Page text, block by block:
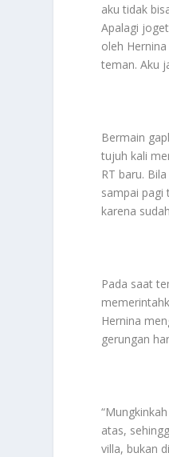
aku tidak
Apalagi
oleh
teman. Aku
Bermain
tujuh kali
RT baru.
sampai pagi
karena
Pada saat
Hernina
gerungan
atas,
villa, bukan